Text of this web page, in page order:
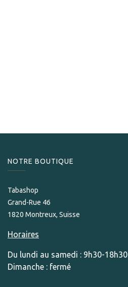
NOTRE BOUTIQUE
Tabashop
Grand-Rue 46
1820 Montreux, Suisse
Horaires
Du lundi au samedi : 9h30-18h30
Dimanche : fermé